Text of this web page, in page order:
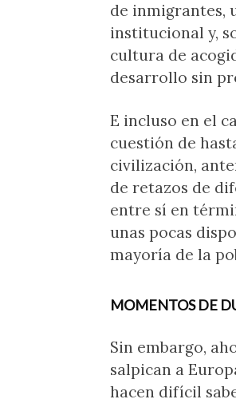
de inmigrantes,
institucional y,
cultura de
desarrollo sin
E incluso en el
cuestión de
civilización,
de retazos de
entre sí en
unas pocas
mayoría de la
MOMENTOS DE
Sin embargo,
salpican a
hacen difícil